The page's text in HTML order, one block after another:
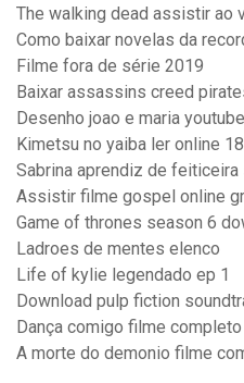
The walking dead assistir ao
Como baixar novelas da
Filme fora de série 2019
Baixar assassins creed
Desenho joao e maria youtube
Kimetsu no yaiba ler online
Sabrina aprendiz de
Assistir filme gospel online
Game of thrones season 6
Ladroes de mentes elenco
Life of kylie legendado ep 1
Download pulp fiction
Dança comigo filme
A morte do demonio filme